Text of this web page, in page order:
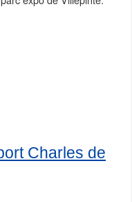
Charles de